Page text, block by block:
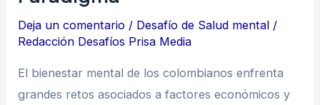
Deja un comentario / Desafío de Salud mental /
Redacción Desafíos Prisa Media
El bienestar mental de los colombianos enfrenta
grandes retos asociados a factores económicos y
paradigma